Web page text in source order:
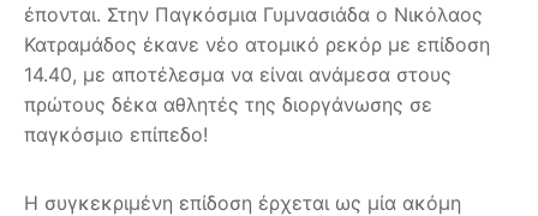
έπονται. Στην Παγκόσμια Γυμνασιάδα ο Νικόλαος
Κατραμάδος έκανε νέο ατομικό ρεκόρ με επίδοση
14.40, με αποτέλεσμα να είναι ανάμεσα στους
πρώτους δέκα αθλητές της διοργάνωσης σε
παγκόσμιο επίπεδο!
Η συγκεκριμένη επίδοση έρχεται ως μία ακόμη